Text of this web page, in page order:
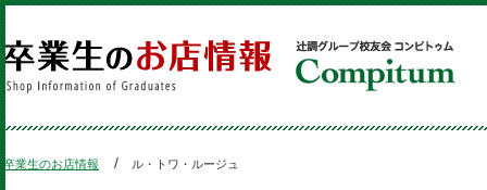
卒業生のお店情報 ル・トワ・ルージュ